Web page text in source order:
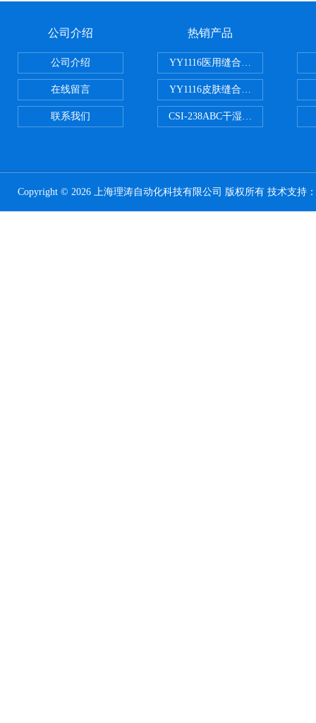
公司介绍
公司介绍
在线留言
联系我们
热销产品
YY1116医用缝合线线径试验仪
YY1116皮肤缝合线线径测量仪
CSI-238ABC干湿电动摩擦色牢度
Copyright © 2026 上海理涛自动化科技有限公司 版权所有 技术支持：